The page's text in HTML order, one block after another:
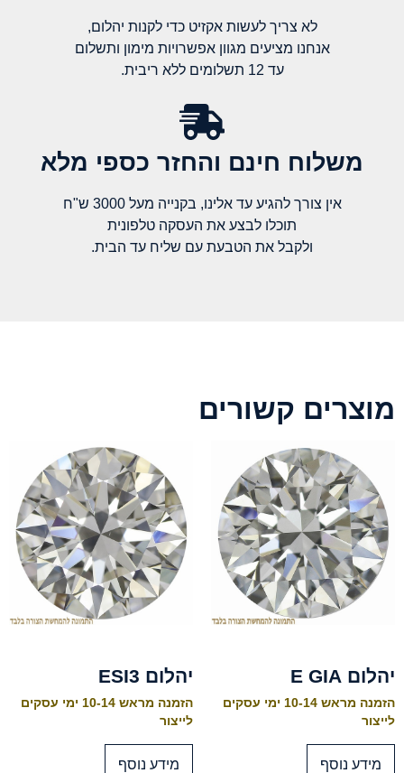
לא צריך לעשות אקזיט כדי לקנות יהלום,
אנחנו מציעים מגוון אפשרויות מימון ותשלום
עד 12 תשלומים ללא ריבית.
משלוח חינם והחזר כספי מלא​
אין צורך להגיע עד אלינו, בקנייה מעל 3000 ש"ח
תוכלו לבצע את העסקה טלפונית
ולקבל את הטבעת עם שליח עד הבית.
מוצרים קשורים
יהלום E GIA
הזמנה מראש 10-14 ימי עסקים
לייצור
מידע נוסף
יהלום ESI3
הזמנה מראש 10-14 ימי עסקים
לייצור
מידע נוסף